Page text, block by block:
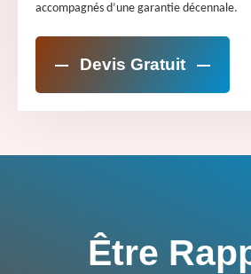
accompagnés d’une garantie décennale.
Devis Gratuit
Être